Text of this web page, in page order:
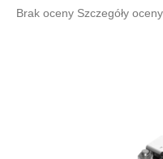
Średnia
Brak oceny Szczegóły oceny